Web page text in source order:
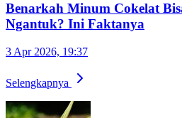
Benarkah Minum Cokelat
Ngantuk? Ini Faktanya
3 Apr 2026, 19:37
Selengkapnya